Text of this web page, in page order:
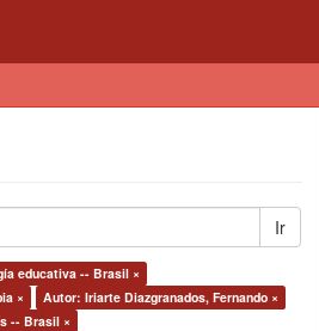
Ir
educativa -- Brasil ×
×
Autor: Iriarte Diazgranados, Fernando ×
-- Brasil ×